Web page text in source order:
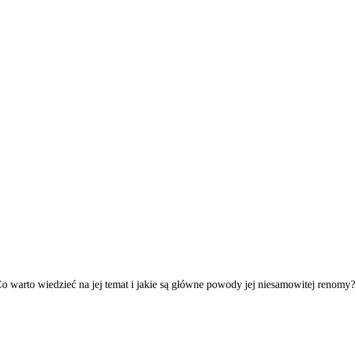
warto wiedzieć na jej temat i jakie są główne powody jej niesamowitej renomy?